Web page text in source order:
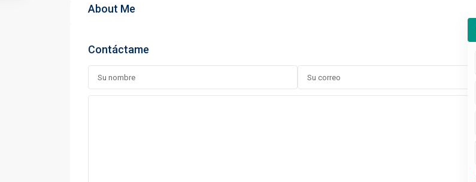
About Me
Contáctame